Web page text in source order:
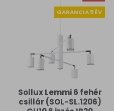
GARANCIA 5 ÉV
Sollux Lemmi 6 fehér
csillár (SOL-SL.1206)